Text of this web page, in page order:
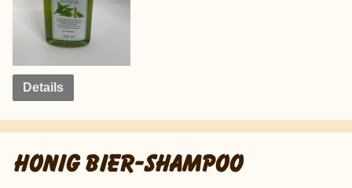
Details
HONIG BIER-SHAMPOO